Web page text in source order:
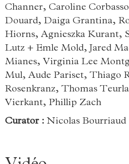
Channer, Caroline
Douard, Daiga Grantina,
Hiorns, Agnieszka Kurant,
Lutz + Emle Mold, Jared
Mianes, Virginia Lee
Mul, Aude Pariset, Thiago
Rosenkranz, Thomas
Vierkant, Phillip Zach
Curator : Nicolas Bourriaud